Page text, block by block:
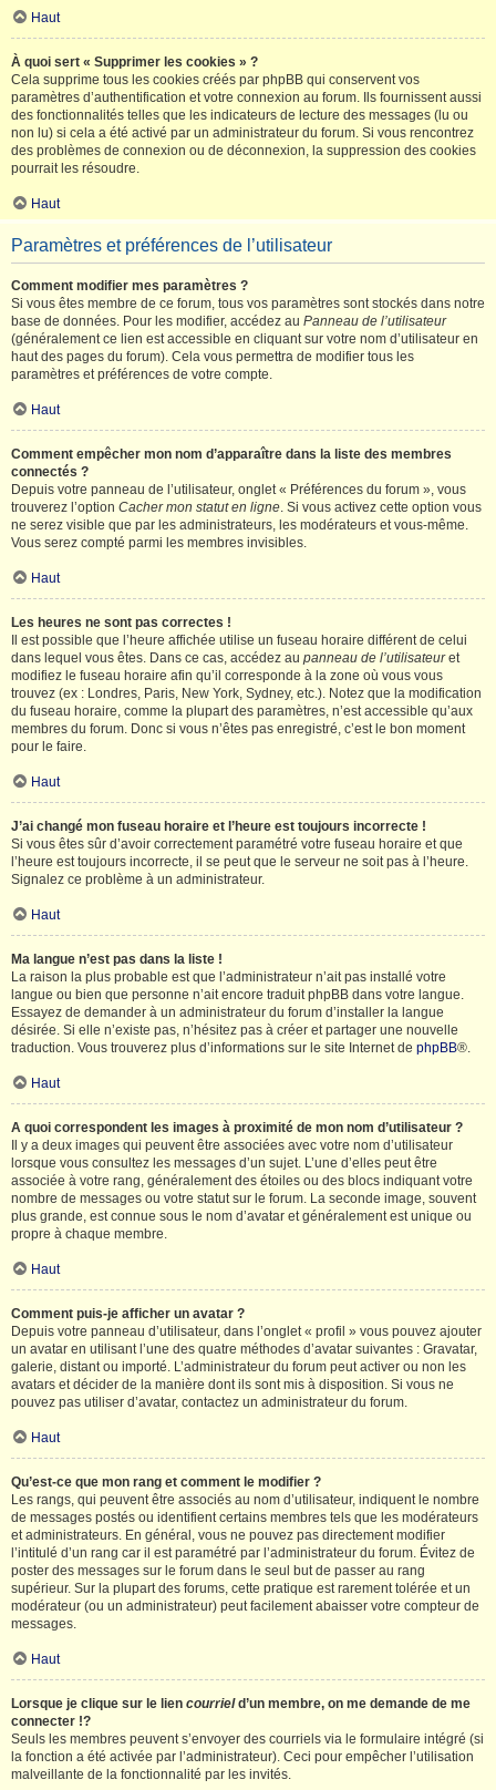
Haut
À quoi sert « Supprimer les cookies » ?
Cela supprime tous les cookies créés par phpBB qui conservent vos
paramètres d’authentification et votre connexion au forum. Ils fournissent aussi
des fonctionnalités telles que les indicateurs de lecture des messages (lu ou
non lu) si cela a été activé par un administrateur du forum. Si vous rencontrez
des problèmes de connexion ou de déconnexion, la suppression des cookies
pourrait les résoudre.
Haut
Paramètres et préférences de l’utilisateur
Comment modifier mes paramètres ?
Si vous êtes membre de ce forum, tous vos paramètres sont stockés dans notre
base de données. Pour les modifier, accédez au Panneau de l’utilisateur
(généralement ce lien est accessible en cliquant sur votre nom d’utilisateur en
haut des pages du forum). Cela vous permettra de modifier tous les
paramètres et préférences de votre compte.
Haut
Comment empêcher mon nom d’apparaître dans la liste des membres
connectés ?
Depuis votre panneau de l’utilisateur, onglet « Préférences du forum », vous
trouverez l’option Cacher mon statut en ligne. Si vous activez cette option vous
ne serez visible que par les administrateurs, les modérateurs et vous-même.
Vous serez compté parmi les membres invisibles.
Haut
Les heures ne sont pas correctes !
Il est possible que l’heure affichée utilise un fuseau horaire différent de celui
dans lequel vous êtes. Dans ce cas, accédez au panneau de l’utilisateuret
modifiez le fuseau horaire afin qu’il corresponde à la zone où vous vous
trouvez (ex : Londres, Paris, New York, Sydney, etc.). Notez que la modification
du fuseau horaire, comme la plupart des paramètres, n’est accessible qu’aux
membres du forum. Donc si vous n’êtes pas enregistré, c’est le bon moment
pour le faire.
Haut
J’ai changé mon fuseau horaire et l’heure est toujours incorrecte !
Si vous êtes sûr d’avoir correctement paramétré votre fuseau horaire et que
l’heure est toujours incorrecte, il se peut que le serveur ne soit pas à l’heure.
Signalez ce problème à un administrateur.
Haut
Ma langue n’est pas dans la liste !
La raison la plus probable est que l’administrateur n’ait pas installé votre
langue ou bien que personne n’ait encore traduit phpBB dans votre langue.
Essayez de demander à un administrateur du forum d’installer la langue
désirée. Si elle n’existe pas, n’hésitez pas à créer et partager une nouvelle
traduction. Vous trouverez plus d’informations sur le site Internet de phpBB®.
Haut
A quoi correspondent les images à proximité de mon nom d’utilisateur ?
Il y a deux images qui peuvent être associées avec votre nom d’utilisateur
lorsque vous consultez les messages d’un sujet. L’une d’elles peut être
associée à votre rang, généralement des étoiles ou des blocs indiquant votre
nombre de messages ou votre statut sur le forum. La seconde image, souvent
plus grande, est connue sous le nom d’avatar et généralement est unique ou
propre à chaque membre.
Haut
Comment puis-je afficher un avatar ?
Depuis votre panneau d’utilisateur, dans l’onglet « profil » vous pouvez ajouter
un avatar en utilisant l’une des quatre méthodes d’avatar suivantes : Gravatar,
galerie, distant ou importé. L’administrateur du forum peut activer ou non les
avatars et décider de la manière dont ils sont mis à disposition. Si vous ne
pouvez pas utiliser d’avatar, contactez un administrateur du forum.
Haut
Qu’est-ce que mon rang et comment le modifier ?
Les rangs, qui peuvent être associés au nom d’utilisateur, indiquent le nombre
de messages postés ou identifient certains membres tels que les modérateurs
et administrateurs. En général, vous ne pouvez pas directement modifier
l’intitulé d’un rang car il est paramétré par l’administrateur du forum. Évitez de
poster des messages sur le forum dans le seul but de passer au rang
supérieur. Sur la plupart des forums, cette pratique est rarement tolérée et un
modérateur (ou un administrateur) peut facilement abaisser votre compteur de
messages.
Haut
Lorsque je clique sur le lien courrield’un membre, on me demande de me
connecter !?
Seuls les membres peuvent s’envoyer des courriels via le formulaire intégré (si
la fonction a été activée par l’administrateur). Ceci pour empêcher l’utilisation
malveillante de la fonctionnalité par les invités.